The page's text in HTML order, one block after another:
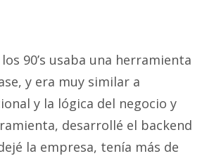
90’s usaba una herramienta
y era muy similar a
y la lógica del negocio y
desarrollé el backend
la empresa, tenía más de